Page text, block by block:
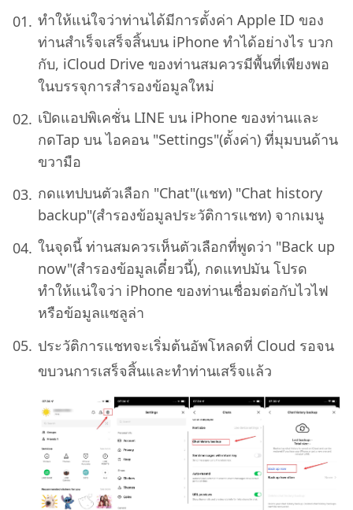
ทำให้แน่ใจว่าท่านได้มีการตั้งค่า Apple ID ของ
ท่านสำเร็จเสร็จสิ้นบน iPhone ทำได้อย่างไร บวก
กับ, iCloud Drive ของท่านสมควรมีพื้นที่เพียงพอ
ในบรรจุการสำรองข้อมูลใหม่
เปิดแอปพิเคชั่น LINE บน iPhone ของท่านและ
กดTap บน ไอคอน "Settings"(ตั้งค่า) ที่มุมบนด้าน
ขวามือ
กดแทปบนตัวเลือก "Chat"(แชท) "Chat history
backup"(สำรองข้อมูลประวัติการแชท) จากเมนู
ในจุดนี้ ท่านสมควรเห็นตัวเลือกที่พูดว่า "Back up
now"(สำรองข้อมูลเดี๋ยวนี้), กดแทปมัน โปรด
ทำให้แน่ใจว่า iPhone ของท่านเชื่อมต่อกับไวไฟ
หรือข้อมูลแซลูล่า
ประวัติการแชทจะเริ่มต้นอัพโหลดที่ Cloud รอจน
ขบวนการเสร็จสิ้นและทำท่านเสร็จแล้ว